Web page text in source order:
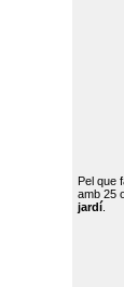
Pel que
amb 25
jardí